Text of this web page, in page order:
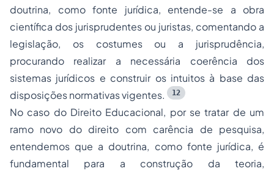
doutrina, como fonte jurídica, entende-se a obra
científica dos jurisprudentes ou juristas, comentando a
legislação, os costumes ou a jurisprudência,
procurando realizar a necessária coerência dos
sistemas jurídicos e construir os intuitos à base das
disposições normativas vigentes.
12
No caso do Direito Educacional, por se tratar de um
ramo novo do direito com carência de pesquisa,
entendemos que a doutrina, como fonte jurídica, é
fundamental para a construção da teoria,